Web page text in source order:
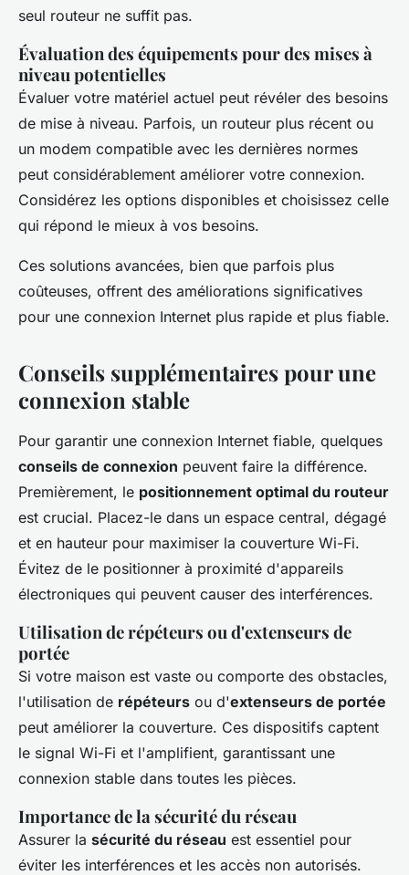
seul routeur ne suffit pas.
Évaluation des équipements pour des mises à
niveau potentielles
Évaluer votre matériel actuel peut révéler des besoins
de mise à niveau. Parfois, un routeur plus récent ou
un modem compatible avec les dernières normes
peut considérablement améliorer votre connexion.
Considérez les options disponibles et choisissez celle
qui répond le mieux à vos besoins.
Ces solutions avancées, bien que parfois plus
coûteuses, offrent des améliorations significatives
pour une connexion Internet plus rapide et plus fiable.
Conseils supplémentaires pour une
connexion stable
Pour garantir une connexion Internet fiable, quelques
conseils de connexion peuvent faire la différence.
Premièrement, le positionnement optimal du routeur
est crucial. Placez-le dans un espace central, dégagé
et en hauteur pour maximiser la couverture Wi-Fi.
Évitez de le positionner à proximité d'appareils
électroniques qui peuvent causer des interférences.
Utilisation de répéteurs ou d'extenseurs de
portée
Si votre maison est vaste ou comporte des obstacles,
l'utilisation de répéteurs ou d'extenseurs de portée
peut améliorer la couverture. Ces dispositifs captent
le signal Wi-Fi et l'amplifient, garantissant une
connexion stable dans toutes les pièces.
Importance de la sécurité du réseau
Assurer la sécurité du réseau est essentiel pour
éviter les interférences et les accès non autorisés.